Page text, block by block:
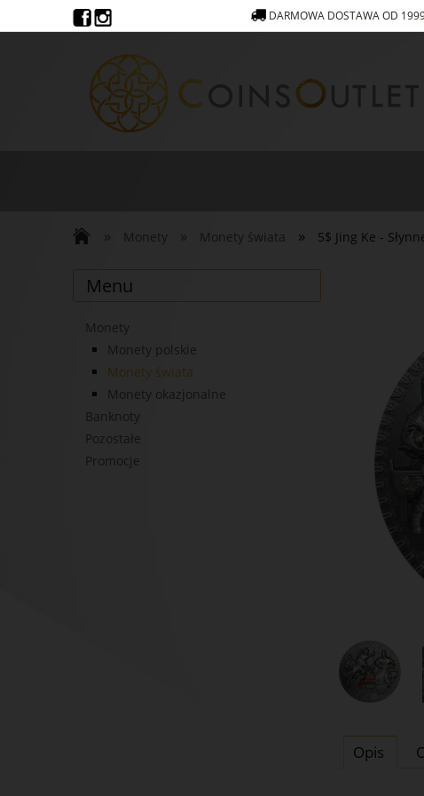
DARMOWA DOSTAWA OD
» Monety » Monety świata » 5$ Jing Ke -
Menu
Monety
Monety polskie
Monety świata
Monety okazjonalne
Banknoty
Pozostałe
Promocje
Opis